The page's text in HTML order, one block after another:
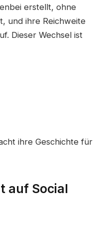
erstellt, ohne
und ihre Reichweite
Dieser Wechsel ist
ihre Geschichte für
auf Social